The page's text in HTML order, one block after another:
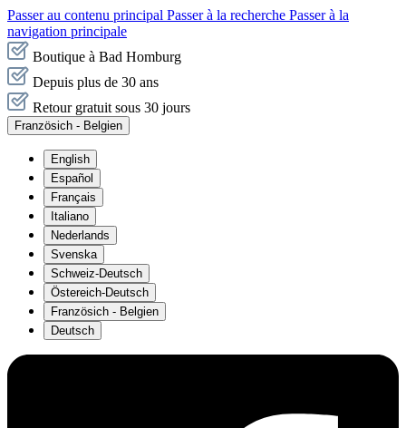
Passer au contenu principal Passer à la recherche Passer à la
navigation principale
Boutique à Bad Homburg
Depuis plus de 30 ans
Retour gratuit sous 30 jours
Französich - Belgien
English
Español
Français
Italiano
Nederlands
Svenska
Schweiz-Deutsch
Östereich-Deutsch
Französich - Belgien
Deutsch